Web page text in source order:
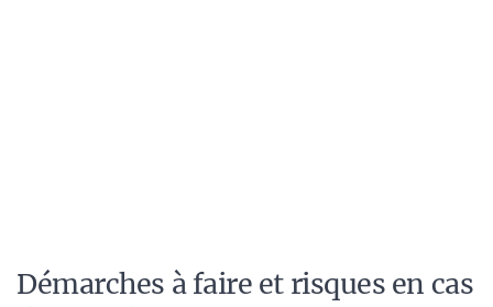
Démarches à faire et risques en cas